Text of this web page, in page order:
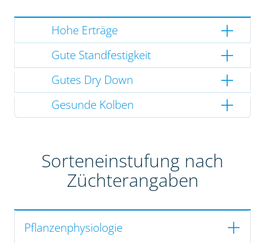
Hohe Erträge
Gute Standfestigkeit
Gutes Dry Down
Gesunde Kolben
Sorteneinstufung nach
Züchterangaben
Pflanzenphysiologie